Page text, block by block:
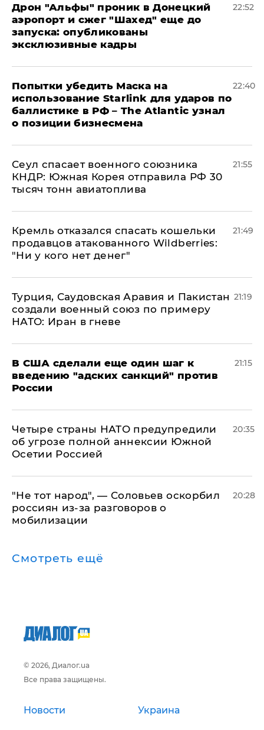
Дрон "Альфы" проник в Донецкий
аэропорт и сжег "Шахед" еще до
запуска: опубликованы
эксклюзивные кадры
22:52
Попытки убедить Маска на
использование Starlink для ударов по
баллистике в РФ – The Atlantic узнал
о позиции бизнесмена
22:40
​Сеул спасает военного союзника
КНДР: Южная Корея отправила РФ 30
тысяч тонн авиатоплива
21:55
Кремль отказался спасать кошельки
продавцов атакованного Wildberries:
"Ни у кого нет денег"
21:49
Турция, Саудовская Аравия и Пакистан
создали военный союз по примеру
НАТО: Иран в гневе
21:19
В США сделали еще один шаг к
введению "адских санкций" против
России
21:15
Четыре страны НАТО предупредили
об угрозе полной аннексии Южной
Осетии Россией
20:35
​"Не тот народ", — Соловьев оскорбил
россиян из-за разговоров о
мобилизации
20:28
Смотреть ещё
© 2026, Диалог.ua
Все права защищены.
Новости Украина